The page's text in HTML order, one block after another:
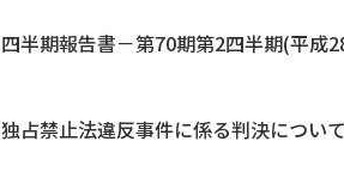
四半期報告書－第70期第2四半期(平成
独占禁止法違反事件に係る判決について